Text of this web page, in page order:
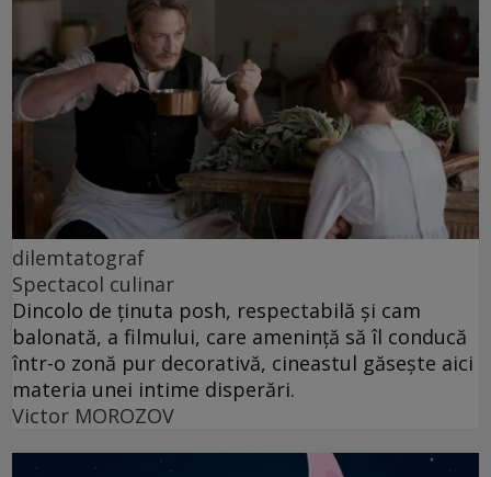
dilemtatograf
Spectacol culinar
Dincolo de ținuta posh, respectabilă și cam
balonată, a filmului, care amenință să îl conducă
într-o zonă pur decorativă, cineastul găsește aici
materia unei intime disperări.
Victor MOROZOV